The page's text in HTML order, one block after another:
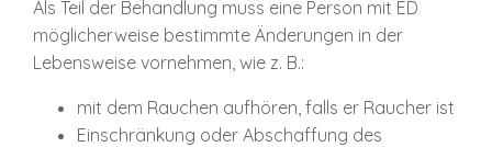
Als Teil der Behandlung muss eine Person mit ED
möglicherweise bestimmte Änderungen in der
Lebensweise vornehmen, wie z. B.:
mit dem Rauchen aufhören, falls er Raucher ist
Einschränkung oder Abschaffung des